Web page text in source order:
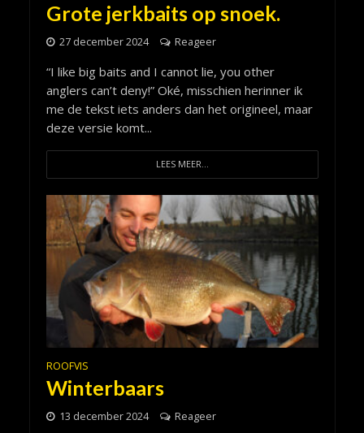
Grote jerkbaits op snoek.
27 december 2024 Reageer
“I like big baits and I cannot lie, you other
anglers can’t deny!” Oké, misschien herinner ik
me de tekst iets anders dan het origineel, maar
deze versie komt...
LEES MEER...
ROOFVIS
Winterbaars
13 december 2024 Reageer